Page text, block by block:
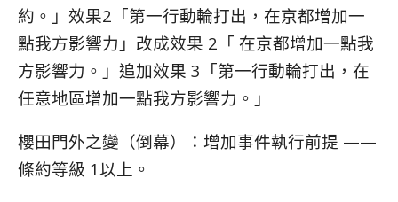
約。」效果2「第一行動輪打出，在京都增加一
點我方影響力」改成效果 2「 在京都增加一點我
方影響力。」追加效果 3「第一行動輪打出，在
任意地區增加一點我方影響力。」
櫻田門外之變（倒幕）：增加事件執行前提 ——
條約等級 1以上。